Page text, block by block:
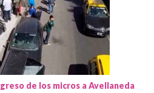
de los micros a Avellaneda